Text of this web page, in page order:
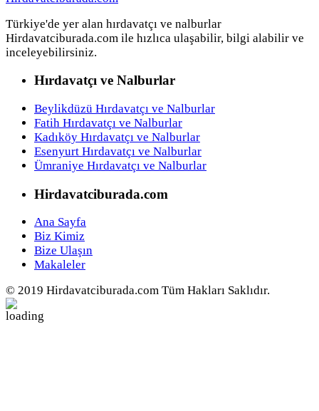
Türkiye'de yer alan hırdavatçı ve nalburlar
Hirdavatciburada.com ile hızlıca ulaşabilir, bilgi alabilir ve
inceleyebilirsiniz.
Hırdavatçı ve Nalburlar
Beylikdüzü Hırdavatçı ve Nalburlar
Fatih Hırdavatçı ve Nalburlar
Kadıköy Hırdavatçı ve Nalburlar
Esenyurt Hırdavatçı ve Nalburlar
Ümraniye Hırdavatçı ve Nalburlar
Hirdavatciburada.com
Ana Sayfa
Biz Kimiz
Bize Ulaşın
Makaleler
© 2019 Hirdavatciburada.com Tüm Hakları Saklıdır.